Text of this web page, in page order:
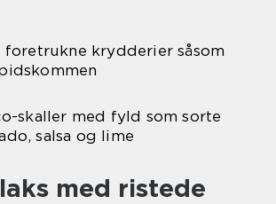
krydderier såsom
skaller med fyld som sorte
salsa og lime
med ristede